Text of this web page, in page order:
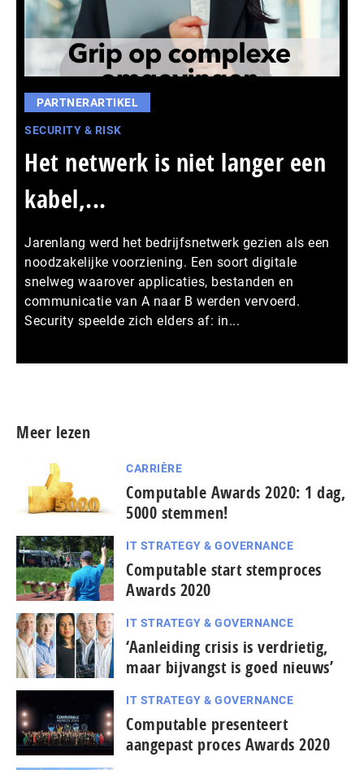
PARTNERARTIKEL
SECURITY & RISK
Het netwerk is niet langer een
kabel,...
Jarenlang werd het bedrijfsnetwerk gezien als een
noodzakelijke voorziening. Een soort digitale
snelweg waarover applicaties, bestanden en
communicatie van A naar B werden vervoerd.
Security speelde zich elders af: in...
Meer lezen
CARRIÈRE
Computable Awards 2020: 1 dag,
5000 stemmen!
IT STRATEGY & GOVERNANCE
Computable start stemproces
Awards 2020
IT STRATEGY & GOVERNANCE
‘Aanleiding crisis is verdrietig,
maar bijvangst is goed nieuws’
IT STRATEGY & GOVERNANCE
Computable presenteert
aangepast proces Awards 2020